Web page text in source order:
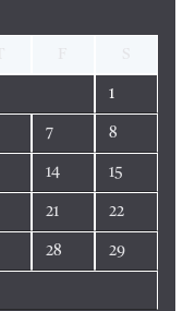
1
7 8
14 15
21 22
28 29